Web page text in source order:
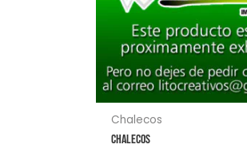
Chalecos
Chalecos